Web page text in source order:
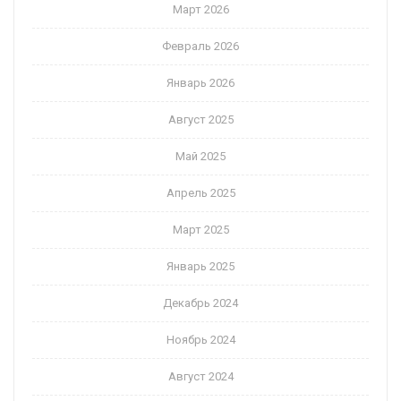
Март 2026
Февраль 2026
Январь 2026
Август 2025
Май 2025
Апрель 2025
Март 2025
Январь 2025
Декабрь 2024
Ноябрь 2024
Август 2024